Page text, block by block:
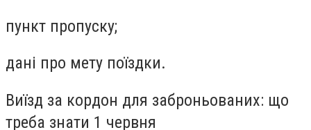
пункт пропуску;
дані про мету поїздки.
Виїзд за кордон для заброньованих: що
треба знати 1 червня